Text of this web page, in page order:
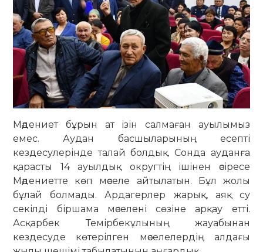
Мәдениет бұрын ат ізін салмаған ауылымыз
емес. Аудан басшыларының есепті
кездесулерінде талай болдық. Сонда ауданға
қарасты 14 ауылдық округтің ішінен әсіресе
Мәдениетте көп мәселе айтылатын. Бұл жолы
бұлай болмады. Ардагерлер жарық, аяқ су
секілді біршама мәселені сөзіне арқау етті.
Асқарбек Темірбекұлының жауабынан
кездесуде көтерілген мәселелердің алдағы